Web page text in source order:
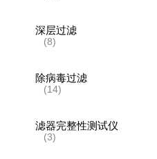
深层过滤
(8)
除病毒过滤
(14)
滤器完整性测试仪
(3)